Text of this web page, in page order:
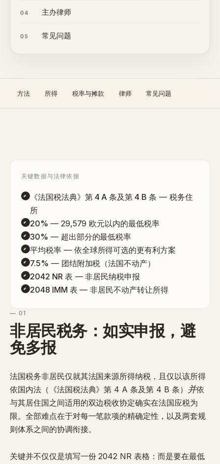
04 主办律师
05 常见问题
方法 所得 税率与摊款 律师 常见问题
关键数据与法律依据
《法国税法典》第 4 A 条及第 4 B 条 — 税务住
所
20% — 29,579 欧元以内的最低税率
30% — 超出部分的最低税率
平均税率— 依全球所得可选的更有利方案
7.5% — 团结附加税（法国不动产）
2042 NR 表 — 非居民纳税申报
2048 IMM 表 — 非居民不动产转让所得
— 01
非居民税务：如实申报，避
免多报
法国税务非居民仅就其法国来源所得纳税 ，且仅以该所得
依国内法（《法国税法典》第 4 A 条及第 4 B 条） 并依
与其居住国之间适用的双边税收协定确实在法国应税为
限。全部难点在于对每一笔款项的精确定性 ，以及两套规
则体系之间的协调衔接。
关键并不仅仅是填写一份 2042 NR 表格：而是要在最低